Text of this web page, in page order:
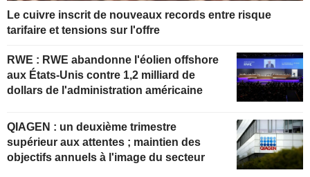
Le cuivre inscrit de nouveaux records entre risque
tarifaire et tensions sur l'offre
RWE : RWE abandonne l'éolien offshore
aux États-Unis contre 1,2 milliard de
dollars de l'administration américaine
QIAGEN : un deuxième trimestre
supérieur aux attentes ; maintien des
objectifs annuels à l'image du secteur